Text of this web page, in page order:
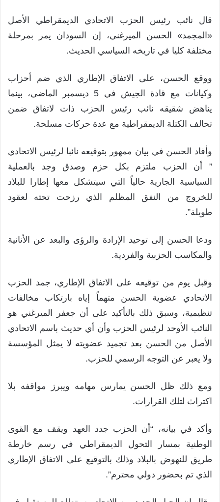
قال نائب رئيس الحزب الاتحادي الديمقراطي الأصل
«المجمد» الحسن الميرغني، إن السودان يمر بمرحلة
مختلفة كليا في تاريخه السياسي الحديث.
ووقع الحسن، على الاتفاق الإطاري الذي ضم أحزاب
وكيانات مع قادة الجيش في 5 ديسمبر الماضي، بينما
يناهض شقيقه نائب رئيس الحزب ذات لاتفاق ضمن
تحالف الكتلة الديمقراطية مع عدة حركات مسلحة.
وأفاد الحسن في بيان ممهور بتوقيعه نائبا لرئيس الاتحادي
” أن الحزب ملتزم بكل حزم وصدق وجد بالعملية
السياسية الجارية حالياً التي سيتشكل معها إطارا للبلاد
للخروج من النفق المظلم الذي رزحت تحته لعقود
طويلة”.
ودعا الحسن إلى توحيد الإرادة والرؤى والبعد عن الأنانية
والمكاسب الحزبية والفردية.
وقبل يوم من توقيعه على الاتفاق الإطاري، جمد الحزب
الاتحادي عضوية الحسن متهماً إياه بارتكاب مخالفات
تنظيمية، وسبق ذلك بالتأكيد على أن جعفر الميرغني هو
النائب الأوحد لرئيس الحزب وأن أي حديث باسم الاتحادي
الأصل من الحسن بعد تجميد عضويته لا يمثل المؤسسة
ولا يعبر عن التوجه الرسمي للحزب.
ومع ذلك ظل الحسن يمارس مهامه ويبرز مواقفه بلا
اكتراث لتلك القرارات.
وأكد في بيانه، “أن الحزب جدد العهد ويقف مع القوى
الوطنية بمسار التحول الديمقراطي في رسم خارطة
طريق للنهوض بالبلاد وذلك بالتوقيع على الاتفاق الإطاري
الذي تم بحضور دولي محترم”.